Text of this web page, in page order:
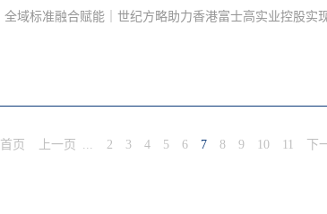
核等项目成为助推企业发展不可或缺的重要部分，专业的
士热烈关注。作为国内EDA领军企业，国微集团一直专注
向一个新的里程碑！上海国微思尔芯首席执行官兼总裁林
全域标准融合赋能｜世纪方略助力香港富士高实业控股实
ISO14001:2015 & QC080000:2017内部审核员提高班圆满
首页 上一页 2 3 4 5 6 7 8 9 10 11 下